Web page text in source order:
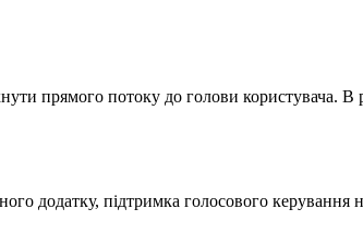
прямого потоку до голови користувача. В
додатку, підтримка голосового керування